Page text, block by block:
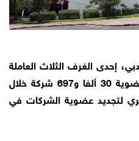
إحدى الغرف الثلاث العاملة
تحت مظلة غرف دبي، تجديد عضوية 30 ألفا و697 شركة خلال
لتجديد عضوية الشركات في